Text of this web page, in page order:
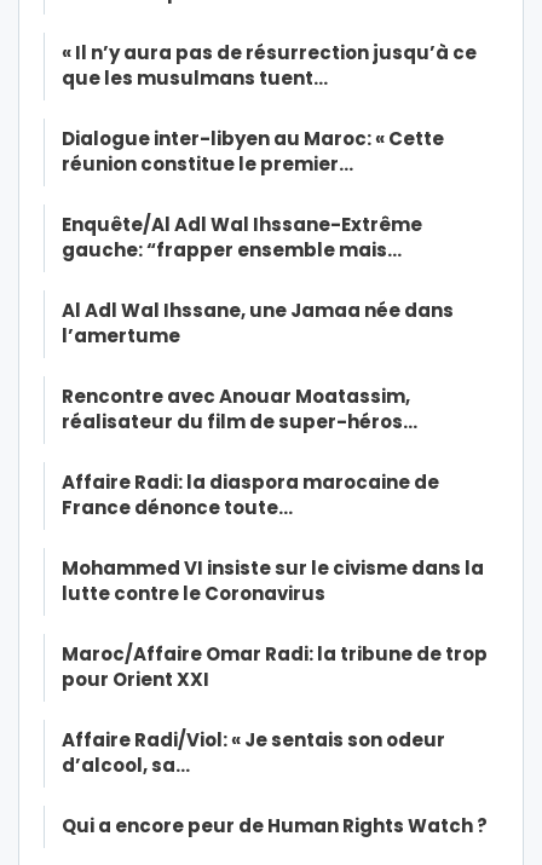
« Il n’y aura pas de résurrection jusqu’à ce
que les musulmans tuent…
Dialogue inter-libyen au Maroc: « Cette
réunion constitue le premier…
Enquête/Al Adl Wal Ihssane-Extrême
gauche: “frapper ensemble mais…
Al Adl Wal Ihssane, une Jamaa née dans
l’amertume
Rencontre avec Anouar Moatassim,
réalisateur du film de super-héros…
Affaire Radi: la diaspora marocaine de
France dénonce toute…
Mohammed VI insiste sur le civisme dans la
lutte contre le Coronavirus
Maroc/Affaire Omar Radi: la tribune de trop
pour Orient XXI
Affaire Radi/Viol: « Je sentais son odeur
d’alcool, sa…
Qui a encore peur de Human Rights Watch ?